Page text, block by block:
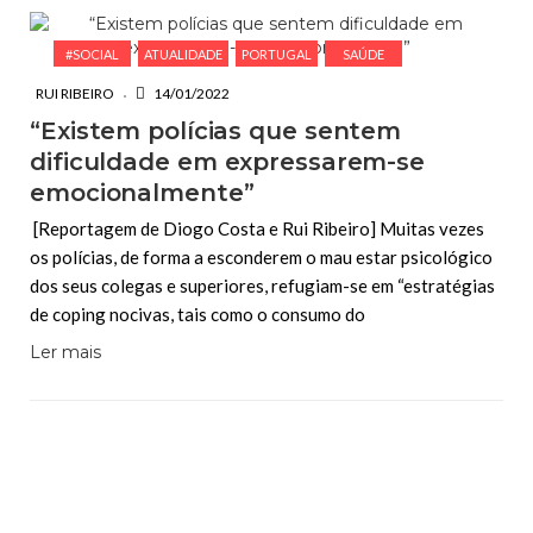
#SOCIAL ATUALIDADE PORTUGAL SAÚDE
RUI RIBEIRO 14/01/2022
“Existem polícias que sentem
dificuldade em expressarem-se
emocionalmente”
[Reportagem de Diogo Costa e Rui Ribeiro] Muitas vezes
os polícias, de forma a esconderem o mau estar psicológico
dos seus colegas e superiores, refugiam-se em “estratégias
de coping nocivas, tais como o consumo do
Ler mais